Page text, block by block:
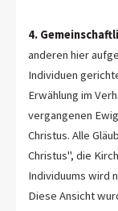
4.
anderen hier
Individuen gerichtet
Erwählung im
vergangenen
Christus. Alle
Christus", die
Individuums wird
Diese Ansicht